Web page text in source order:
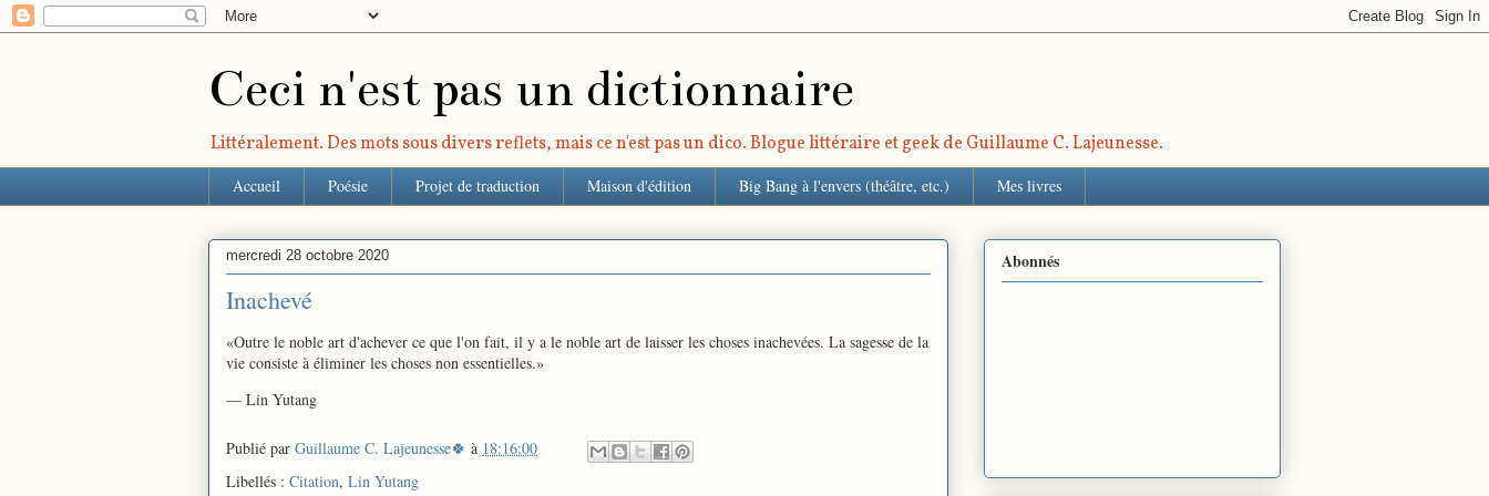
Ceci n'est pas un dictionnaire
Littéralement. Des mots sous divers reflets, mais ce n'est pas un dico. Blogue littéraire et geek de Guillaume C. Lajeunesse.
Accueil Poésie Projet de traduction Maison d'édition Big Bang à l'envers (théâtre, etc.) Mes livres
mercredi 28 octobre 2020
Inachevé
«Outre le noble art d'achever ce que l'on fait, il y a le noble art de laisser les choses inachevées. La sagesse de la
vie consiste à éliminer les choses non essentielles.»
— Lin Yutang
Publié par Guillaume C. Lajeunesse🍀 à 18:16:00
Libellés : Citation, Lin Yutang
Abonnés